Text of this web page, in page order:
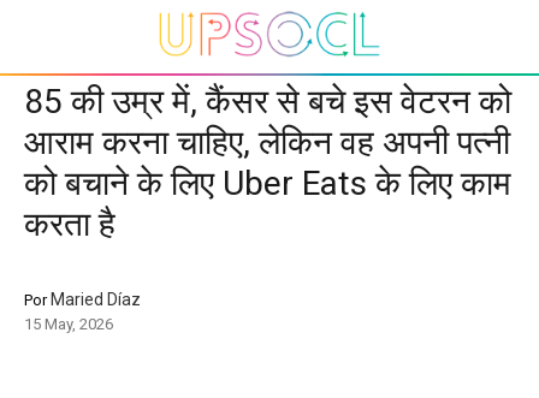
85 की उम्र में, कैंसर से बचे इस वेटरन को
आराम करना चाहिए, लेकिन वह अपनी पत्नी
को बचाने के लिए Uber Eats के लिए काम
करता है
Por Maried Díaz
15 May, 2026